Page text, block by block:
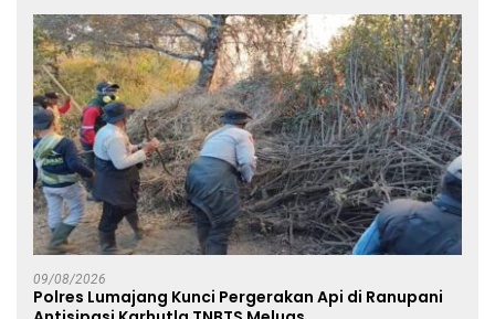
09/08/2026
Polres Lumajang Kunci Pergerakan Api di Ranupani